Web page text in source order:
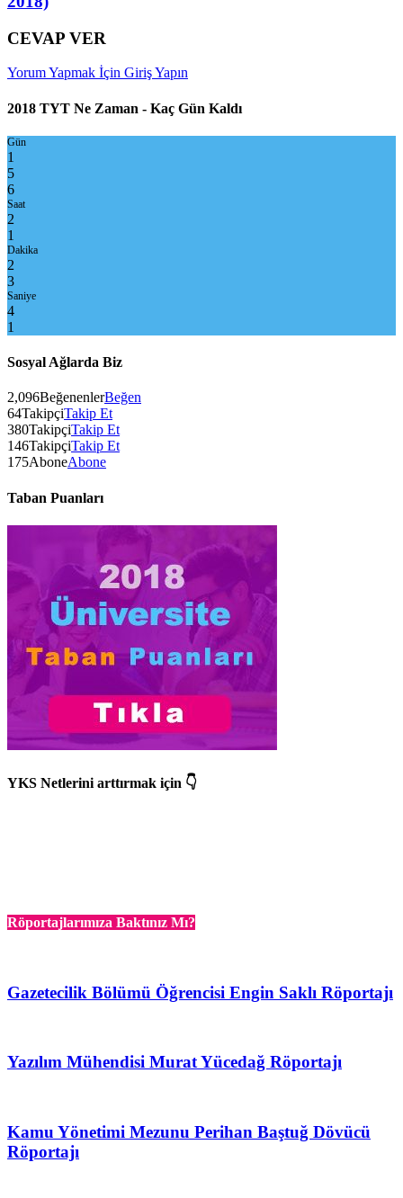
CEVAP VER
Yorum Yapmak İçin Giriş Yapın
2018 TYT Ne Zaman - Kaç Gün Kaldı
Gün
1
5
6
Saat
2
1
Dakika
2
3
Saniye
4
1
Sosyal Ağlarda Biz
2,096BeğenenlerBeğen
64TakipçiTakip Et
380TakipçiTakip Et
146TakipçiTakip Et
175AboneAbone
Taban Puanları
YKS Netlerini arttırmak için 👇
Röportajlarımıza Baktınız Mı?
Gazetecilik Bölümü Öğrencisi Engin Saklı Röportajı
Yazılım Mühendisi Murat Yücedağ Röportajı
Kamu Yönetimi Mezunu Perihan Baştuğ Dövücü
Röportajı